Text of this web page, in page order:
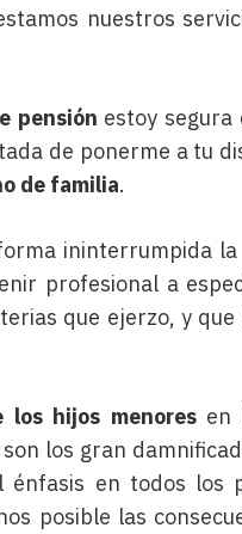
nuestros
pensión estoy
de ponerme a tu
de familia.
ininterrumpida
profesional a
que ejerzo, y
los hijos menores en
los gran
en todos los
posible las